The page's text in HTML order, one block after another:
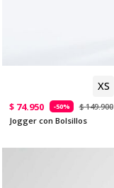
XS
$ 74.950 -50%
$ 149.900
Jogger con Bolsillos